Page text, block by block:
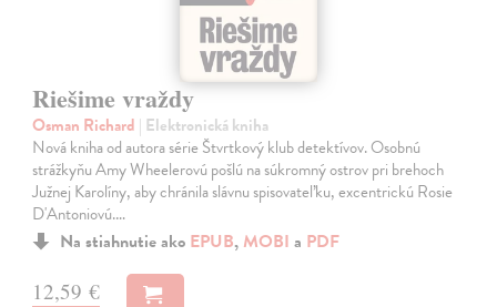
Riešime vraždy
Osman Richard | Elektronická kniha
Nová kniha od autora série Štvrtkový klub detektívov. Osobnú
strážkyňu Amy Wheelerovú pošlú na súkromný ostrov pri brehoch
Južnej Karolíny, aby chránila slávnu spisovateľku, excentrickú Rosie
D'Antoniovú.…
Na stiahnutie ako EPUB, MOBI a PDF
12,59 €